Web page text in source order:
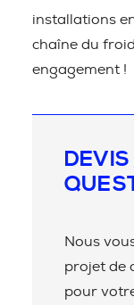
installations
chaîne du
engagement !
Nous
projet de
pour